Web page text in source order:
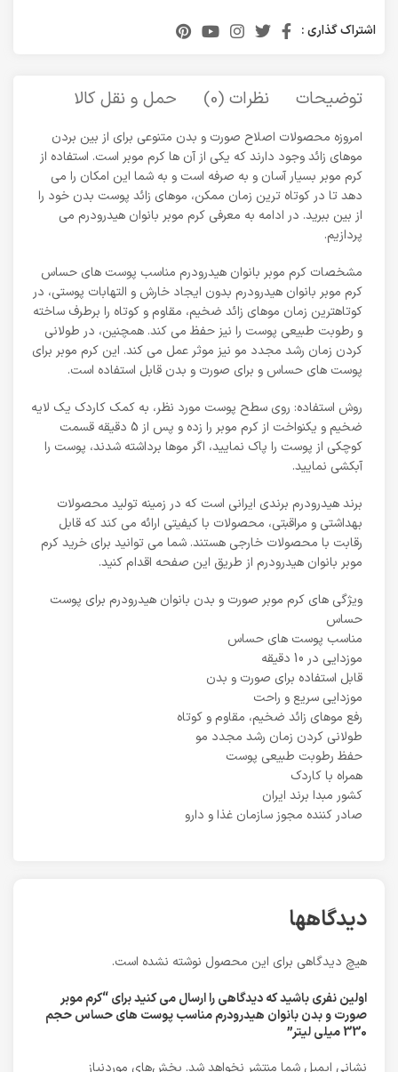
اشتراک گذاری :
توضیحات نظرات (0) حمل و نقل کالا
امروزه محصولات اصلاح صورت و بدن متنوعی برای از بین بردن
موهای زائد وجود دارند که یکی از آن ها کرم موبر است. استفاده از
کرم موبر بسیار آسان و به صرفه است و به شما این امکان را می
دهد تا در کوتاه ترین زمان ممکن، موهای زائد پوست بدن خود را
از بین ببرید. در ادامه به معرفی کرم موبر بانوان هیدرودرم می
پردازیم.
مشخصات کرم موبر بانوان هیدرودرم مناسب پوست های حساس
کرم موبر بانوان هیدرودرم بدون ایجاد خارش و التهابات پوستی، در
کوتاهترین زمان موهای زائد ضخیم، مقاوم و کوتاه را برطرف ساخته
و رطوبت طبیعی پوست را نیز حفظ می کند. همچنین، در طولانی
کردن زمان رشد مجدد مو نیز موثر عمل می کند. این کرم موبر برای
پوست های حساس و برای صورت و بدن قابل استفاده است.
روش استفاده: روی سطح پوست مورد نظر، به کمک کاردک یک لایه
ضخیم و یکنواخت از کرم موبر را زده و پس از 5 دقیقه قسمت
کوچکی از پوست را پاک نمایید، اگر موها برداشته شدند، پوست را
آبکشی نمایید.
برند هیدرودرم برندی ایرانی است که در زمینه تولید محصولات
بهداشتی و مراقبتی، محصولات با کیفیتی ارائه می کند که قابل
رقابت با محصولات خارجی هستند. شما می توانید برای خرید کرم
موبر بانوان هیدرودرم از طریق این صفحه اقدام کنید.
ویژگی های کرم موبر صورت و بدن بانوان هیدرودرم برای پوست
حساس
مناسب پوست های حساس
موزدایی در 10 دقیقه
قابل استفاده برای صورت و بدن
موزدایی سریع و راحت
رفع موهای زائد ضخیم، مقاوم و کوتاه
طولانی کردن زمان رشد مجدد مو
حفظ رطوبت طبیعی پوست
همراه با کاردک
کشور مبدا برند ایران
صادر کننده مجوز سازمان غذا و دارو
دیدگاهها
هیچ دیدگاهی برای این محصول نوشته نشده است.
اولین نفری باشید که دیدگاهی را ارسال می کنید برای “کرم موبر
صورت و بدن بانوان هیدرودرم مناسب پوست های حساس حجم
330 میلی لیتر”
نشانی ایمیل شما منتشر نخواهد شد. بخش‌های موردنیاز